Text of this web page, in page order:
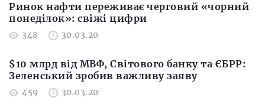
Ринок нафти переживає черговий «чорний
понеділок»: свіжі цифри
348 30.03.20
$10 млрд від МВФ, Світового банку та ЄБРР:
Зеленський зробив важливу заяву
459 30.03.20